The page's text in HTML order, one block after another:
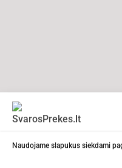
Naudojame slapukus siekdami